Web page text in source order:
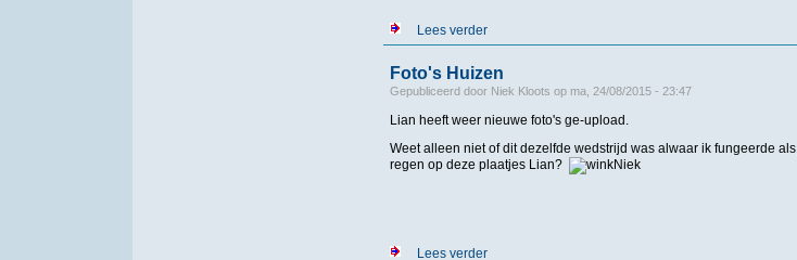
Lees verderover 3e Gooimeer-race, Huizen
Foto's Huizen
Gepubliceerd door Niek Kloots op ma, 24/08/2015 - 23:47
Lian heeft weer nieuwe foto's ge-upload.
Weet alleen niet of dit dezelfde wedstrijd was alwaar ik fungeerde
regen op deze plaatjes Lian?
Niek
Lees verderover Foto's Huizen